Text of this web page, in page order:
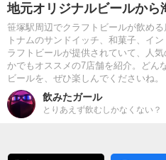
地元オリジナルビールから
笹塚駅周辺でクラフトビールが飲め
トナムのサンドイッチ、和菓子、イ
ラフトビールが提供されていて、人
かでもオススメの7店舗を紹介。どん
ビールを、ぜひ楽しんでくださいね。
飲みたガール
とりあえず飲むしかなくない？